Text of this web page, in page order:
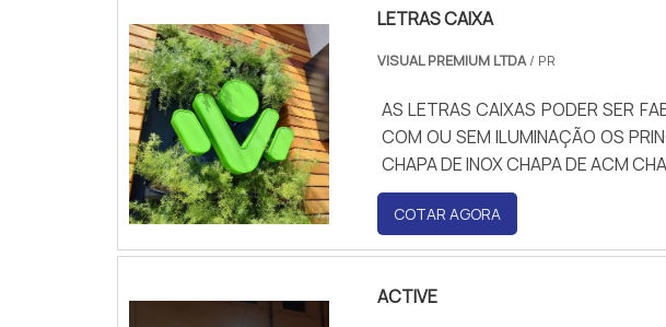
LETRAS CAIXA
VISUAL PREMIUM LTDA/ PR
AS LETRAS CAIXAS PODER SER
COM OU SEM ILUMINAÇÃO OS
CHAPA DE INOX CHAPA DE ACM
COTAR AGORA
ACTIVE